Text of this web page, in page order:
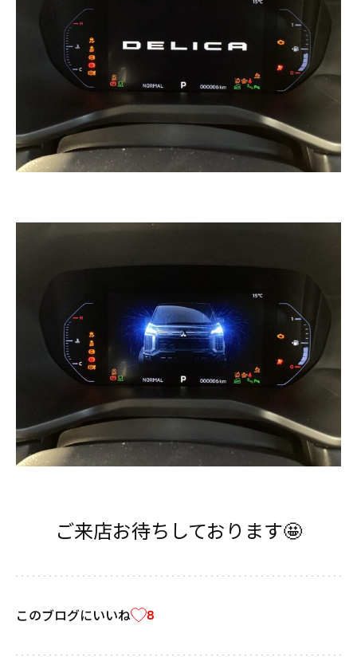
ご来店お待ちしております🤩
このブログにいいね 8